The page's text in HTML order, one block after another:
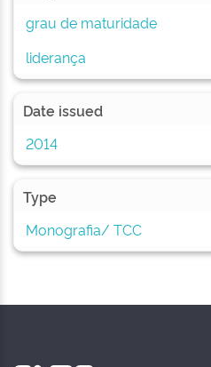
grau de maturidade
liderança
Date issued
2014
Type
Monografia/ TCC